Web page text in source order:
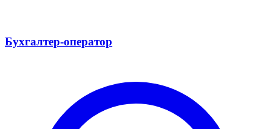
Бухгалтер-оператор